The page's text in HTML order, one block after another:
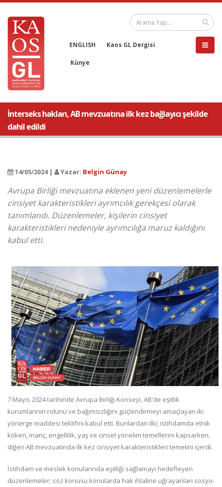
ENGLISH Kaos GL Dergisi
Künye
İnterseks hakları, AB mevzuatına ilk kez bağlayıcı şekilde
dahil edildi
14/05/2024 | Yazar: Belgin Günay
Avrupa Birliği mevzuatına eklenen yeni düzenlemelerle
cinsiyet karakteristikleri ayrımcılık gerekçesi olarak
tanımlandı. Düzenlemeler, kişilerin cinsiyet
karakteristikleri nedeniyle ayrımcılığa maruz kaldığını
kabul etti.
7 Mayıs 2024 tarihinde Avrupa Birliği Konseyi, AB'de eşitlik
kurumlarının rolünü ve bağımsızlığını güçlendirmeyi amaçlayan iki
yönerge maddesi teklifini kabul etti. Bunlardan ilki; istihdamda etnik
köken, inanç, engellilik, yaş ve cinsel yönelim temellerini kapsarken,
diğeri AB mevzuatında ilk kez cinsiyet karakteristikleri temelini içerdi.
İstihdam ve meslek konularında eşitliği sağlamayı hedefleyen
düzenlemeler; söz konusu konularda hak ihlaline uğrayanları sosyo-